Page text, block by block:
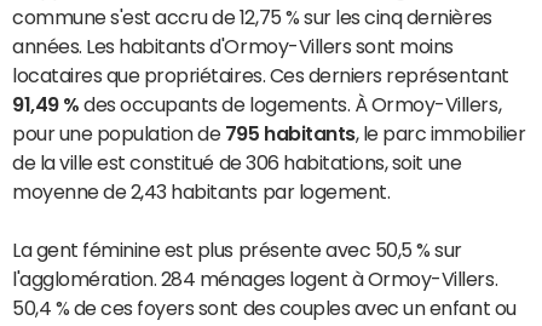
commune s'est accru de 12,75 % sur les cinq dernières
années. Les habitants d'Ormoy-Villers sont moins
locataires que propriétaires. Ces derniers représentant
91,49 % des occupants de logements. À Ormoy-Villers,
pour une population de 795 habitants, le parc immobilier
de la ville est constitué de 306 habitations, soit une
moyenne de 2,43 habitants par logement.
La gent féminine est plus présente avec 50,5 % sur
l'agglomération. 284 ménages logent à Ormoy-Villers.
50,4 % de ces foyers sont des couples avec un enfant ou